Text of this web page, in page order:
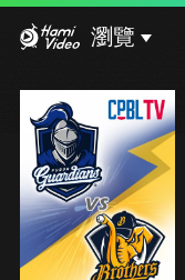
瀏覽